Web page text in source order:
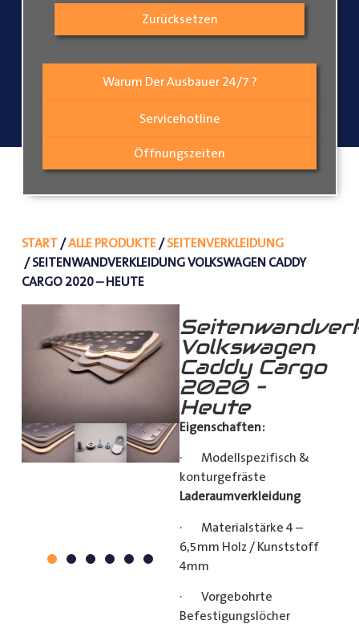
Warum Der Ausbauer 24/7 ?
Servicehotline
Öffnungszeiten
Zurücksetzen
START/ALLE PRODUKTE/SEITENVERKLEIDUNG
/ SEITENWANDVERKLEIDUNG VOLKSWAGEN CADDY
CARGO 2020 – HEUTE
Volkswagen
Caddy Cargo
2020 –
Heute
Eigenschaften:
· Modellspezifisch &
konturgefräste
Laderaumverkleidung
· Materialstärke 4 –
6,5mm Holz / Kunststoff
4mm
· Vorgebohrte
Befestigungslöcher